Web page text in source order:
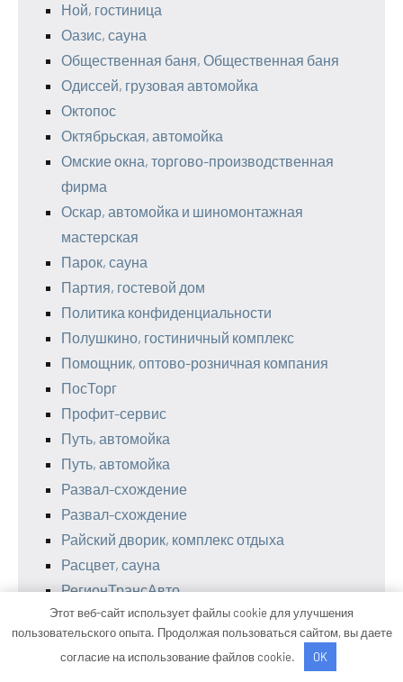
Ной, гостиница
Оазис, сауна
Общественная баня, Общественная баня
Одиссей, грузовая автомойка
Октопос
Октябрьская, автомойка
Омские окна, торгово-производственная
фирма
Оскар, автомойка и шиномонтажная
мастерская
Парок, сауна
Партия, гостевой дом
Политика конфиденциальности
Полушкино, гостиничный комплекс
Помощник, оптово-розничная компания
ПосТорг
Профит-сервис
Путь, автомойка
Путь, автомойка
Развал-схождение
Развал-схождение
Райский дворик, комплекс отдыха
Расцвет, сауна
РегионТрансАвто
Реклама и Контакты
Ремонт авто
Ремонт рулевых реек
Этот веб-сайт использует файлы cookie для улучшения
пользовательского опыта. Продолжая пользоваться сайтом, вы даете
согласие на использование файлов cookie.
OK